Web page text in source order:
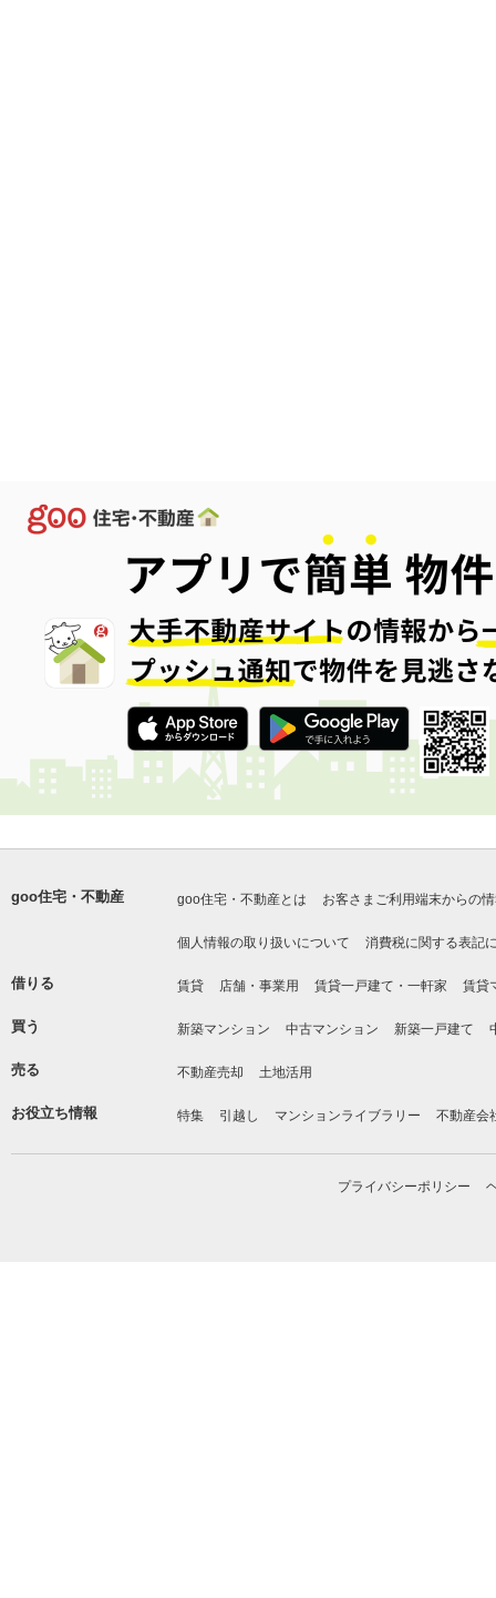
goo住宅・不動産 goo住宅・不動産とは お客さまご利用端末からの
個人情報の取り扱いについて 消費税に関する表記
借りる 賃貸 店舗・事業用 賃貸一戸建て・一軒家 賃貸
買う 新築マンション 中古マンション 新築一戸建て
売る 不動産売却 土地活用
お役立ち情報 特集 引越し マンションライブラリー 不動産会
プライバシーポリシー